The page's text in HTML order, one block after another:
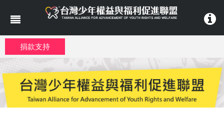
捐款支持